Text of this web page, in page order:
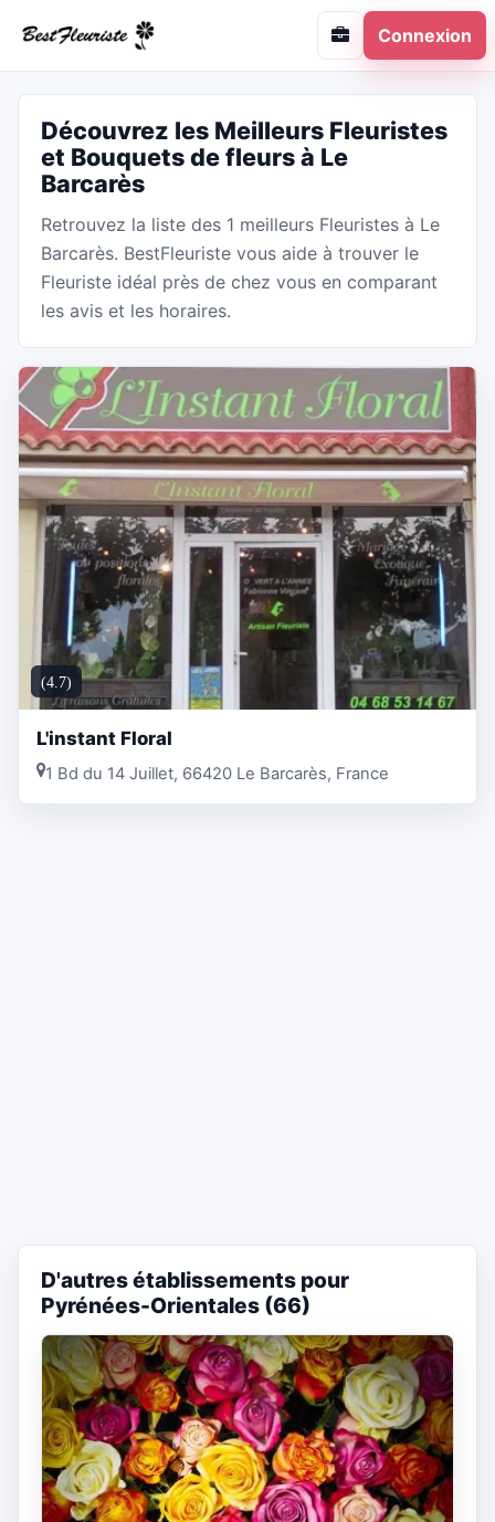
Connexion
Découvrez les Meilleurs Fleuristes
et Bouquets de fleurs à Le
Barcarès
Retrouvez la liste des 1 meilleurs Fleuristes à Le
Barcarès. BestFleuriste vous aide à trouver le
Fleuriste idéal près de chez vous en comparant
les avis et les horaires.
(4.7)
L'instant Floral
1 Bd du 14 Juillet, 66420 Le Barcarès, France
D'autres établissements pour
Pyrénées-Orientales (66)